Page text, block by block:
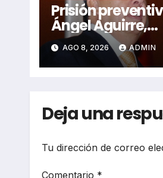
Prisión
Ángel Aguirre,
exgobernador de
Guerrero, por
Ayotzinapa
AGO 8, 2026 ADMIN
Deja una
Tu dirección de correo
Comentario *